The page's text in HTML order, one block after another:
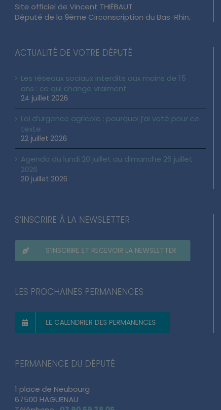
Site officiel de Vincent THIÉBAUT
Député de la 9ème Circonscription du Bas-Rhin.
ACTUALITÉ DE VOTRE DÉPUTÉ
Les réseaux sociaux interdits aux moins de 15
ans : ce qui change vraiment
24 juillet 2026
Loi d’urgence agricole : pourquoi j’ai voté pour ce
texte
22 juillet 2026
Agenda du lundi 20 juillet au dimanche 26 juillet
2026
20 juillet 2026
S’INSCRIRE À LA NEWSLETTER
S’INSCRIRE ET RECEVOIR LA NEWSLETTER
LES PROCHAINES PERMANENCES
LE CALENDRIER DES PERMANENCES
PERMANENCE DU DÉPUTÉ
1 place de Neubourg
67500 HAGUENAU